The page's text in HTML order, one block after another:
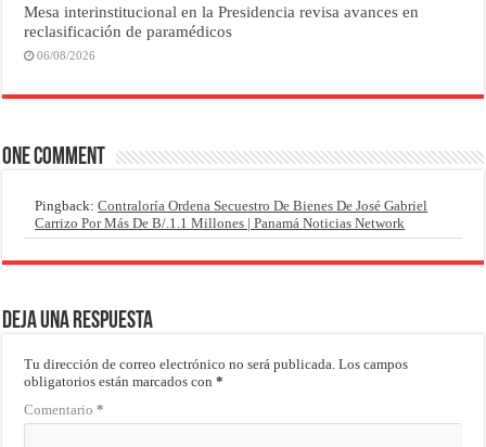
Mesa interinstitucional en la Presidencia revisa avances en
reclasificación de paramédicos
06/08/2026
One comment
Pingback:Contraloría Ordena Secuestro De Bienes De José Gabriel
Carrizo Por Más De B/.1.1 Millones | Panamá Noticias Network
Deja una respuesta
Tu dirección de correo electrónico no será publicada. Los campos
obligatorios están marcados con*
Comentario*